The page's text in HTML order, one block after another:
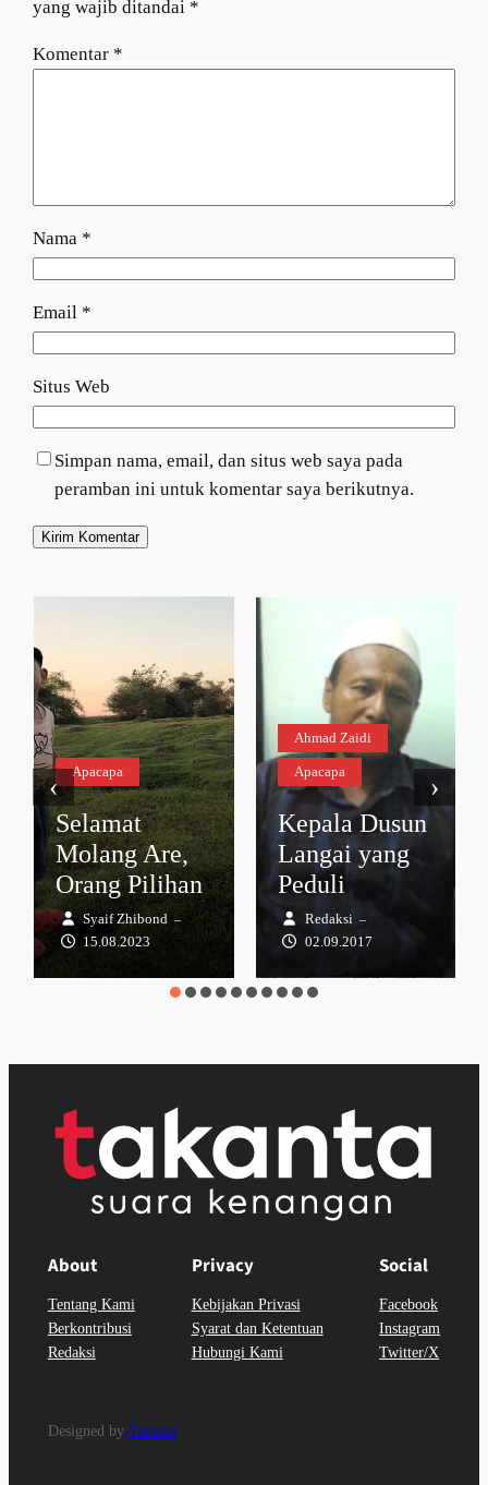
yang wajib ditandai *
Komentar *
Nama *
Email *
Situs Web
Simpan nama, email, dan situs web saya pada
peramban ini untuk komentar saya berikutnya.
Apacapa
Selamat
Molang Are,
Orang Pilihan
Syaif Zhibond –
15.08.2023
Ahmad Zaidi
Apacapa
Kepala Dusun
Langai yang
Peduli
Redaksi –
02.09.2017
‹ ›
About
Tentang Kami
Berkontribusi
Redaksi
Privacy
Kebijakan Privasi
Syarat dan Ketentuan
Hubungi Kami
Social
Facebook
Instagram
Twitter/X
Designed by Takanta